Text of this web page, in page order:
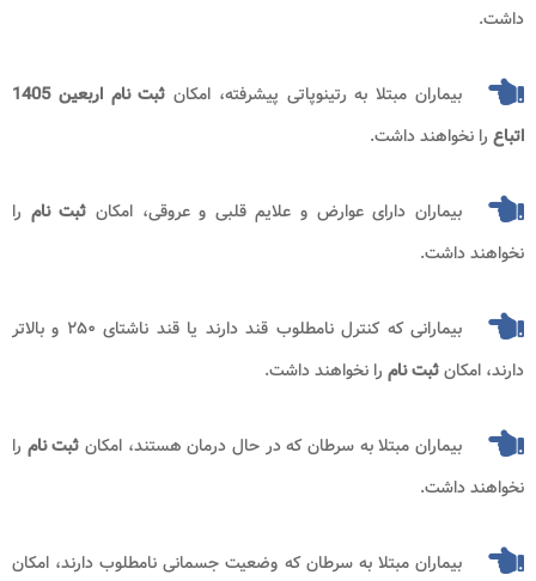
داشت.
بیماران مبتلا به رتینوپاتی پیشرفته، امکان
ثبت نام اربعین 1405
اتباع را نخواهند داشت.
بیماران دارای عوارض و علایم قلبی و عروقی، امکان ثبت نام را
نخواهند داشت.
بیمارانی که کنترل نامطلوب قند دارند یا قند ناشتای ۲۵۰ و بالاتر
دارند، امکانثبت نام را نخواهند داشت.
بیماران مبتلا به سرطان که در حال درمان هستند، امکانثبت نام را
نخواهند داشت.
بیماران مبتلا به سرطان که وضعیت جسمانی نامطلوب دارند، امکان